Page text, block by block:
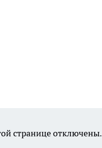
странице отключены.